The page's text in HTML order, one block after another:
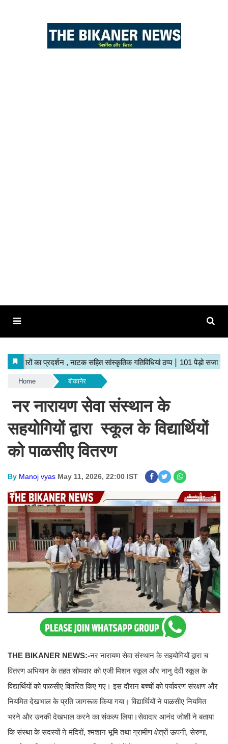
Home बीकानेर
नर नारायण सेवा संस्थान के
सहयोगियों द्वारा स्कूल के विद्यार्थियों
को पाळसीए वितरण
By Manoj vyas May 11, 2026, 22:00 IST
THE BIKANER NEWS:-नर नारायण सेवा संस्थान के सहयोगियों द्वारा च
वितरण अभियान के तहत सोमवार को एजी मिशन स्कूल और नानु देवी स्कूल के
विद्यार्थियों को पाळसीए वितरित किए गए। इस दौरान बच्चों को पर्यावरण संरक्षण और
नियमित देखभाल के प्रति जागरूक किया गया। विद्यार्थियों ने पाळसीए नियमित
भरने और उनकी देखभाल करने का संकल्प लिया।सेवादार आनंद जोशी ने बताया
कि संस्था के सदस्यों ने मंदिरों, श्मशान भूमि तथा ग्रामीण क्षेत्रों ऊपनी, सेरुणा,